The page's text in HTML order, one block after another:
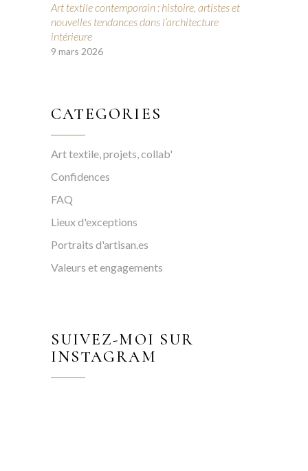
Art textile contemporain : histoire, artistes et
nouvelles tendances dans l’architecture
intérieure
9 mars 2026
CATEGORIES
Art textile, projets, collab'
Confidences
FAQ
Lieux d'exceptions
Portraits d'artisan.es
Valeurs et engagements
SUIVEZ-MOI SUR
INSTAGRAM